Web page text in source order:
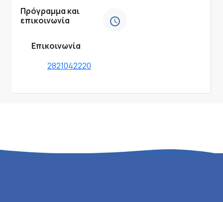
Πρόγραμμα και
επικοινωνία
Επικοινωνία
2821042220